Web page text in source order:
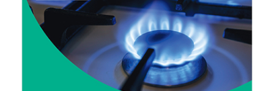
6 Авг 2026 16:01 114
Калининские футболисты представят Тверскую
область на всероссийском марафоне «Земля
спорта»
242